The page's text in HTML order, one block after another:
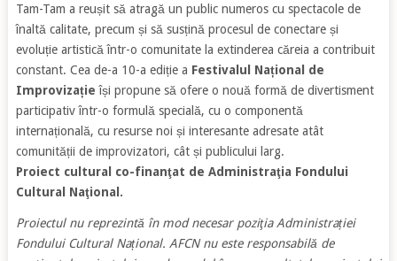
Tam-Tam a reușit să atragă un public numeros cu spectacole de
înaltă calitate, precum și să susțină procesul de conectare și
evoluție artistică într-o comunitate la extinderea căreia a contribuit
constant. Cea de-a 10-a ediție a Festivalul Național de
Improvizație își propune să ofere o nouă formă de divertisment
participativ într-o formulă specială, cu o componentă
internațională, cu resurse noi și interesante adresate atât
comunității de improvizatori, cât și publicului larg.
Proiect cultural co-finanţat de Administraţia Fondului
Cultural Naţional.
Proiectul nu reprezintă în mod necesar poziţia Administrației
Fondului Cultural Național. AFCN nu este responsabilă de